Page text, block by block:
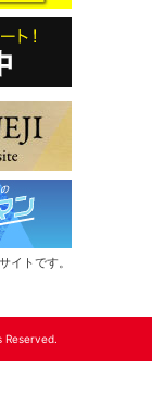
イトです。
Reserved.